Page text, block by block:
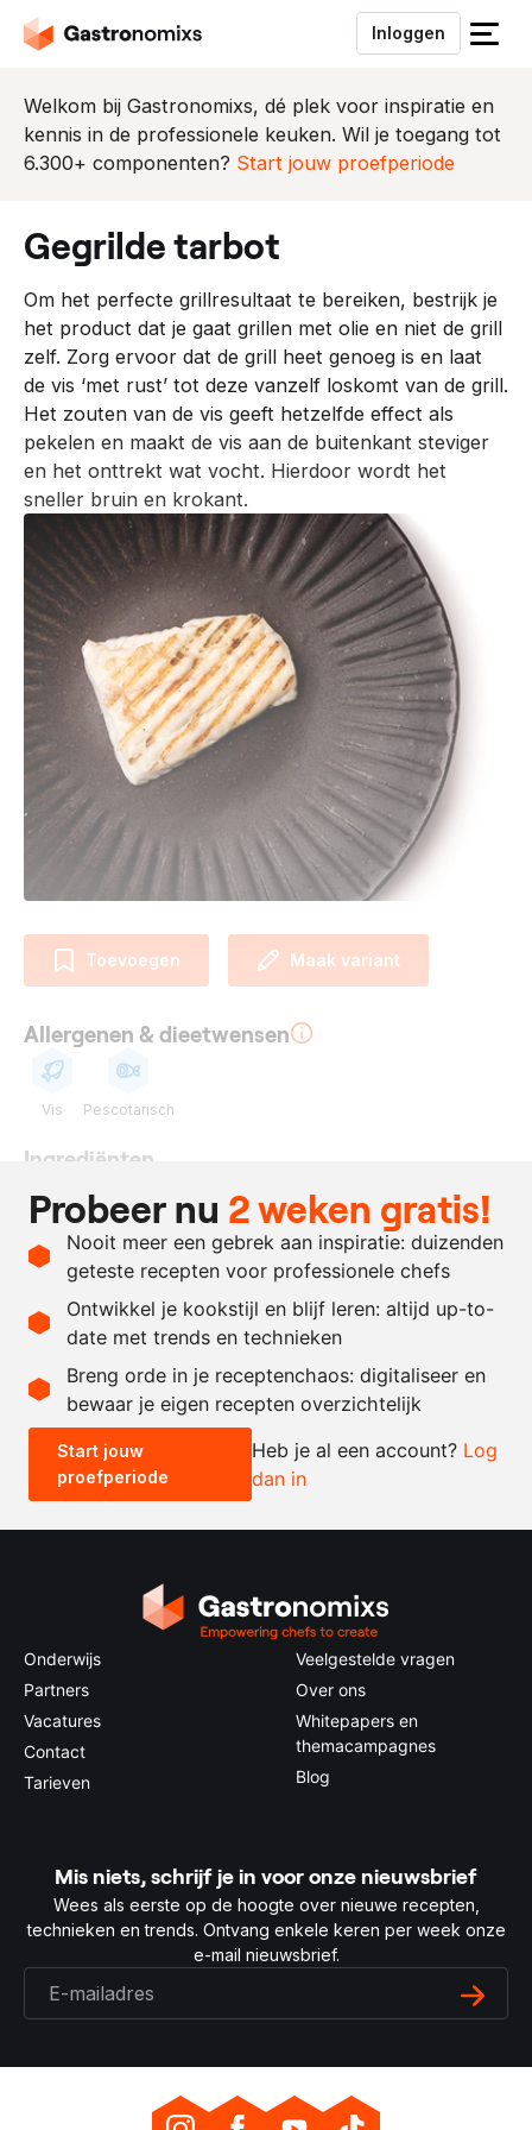
Inloggen
S
u
i
e
n
u
Welkom bij Gastronomixs, dé plek voor inspiratie en
kennis in de professionele keuken. Wil je toegang tot
6.300+ componenten? Start jouw proefperiode
gegrilde tarbot
Om het perfecte grillresultaat te bereiken, bestrijk je
het product dat je gaat grillen met olie en niet de grill
zelf. Zorg ervoor dat de grill heet genoeg is en laat
de vis ‘met rust’ tot deze vanzelf loskomt van de grill.
Het zouten van de vis geeft hetzelfde effect als
pekelen en maakt de vis aan de buitenkant steviger
en het onttrekt wat vocht. Hierdoor wordt het
sneller bruin en krokant.
Toevoegen Maak variant
Allergenen & dieetwensen
Vis Pescotarisch
Ingrediënten
naar
behoefte
tarbotfilet
naar
fleur de sel
Recept omrekenen
- +
0.5x 1x 2x
Probeer nu 2 weken gratis!
Nooit meer een gebrek aan inspiratie: duizenden
geteste recepten voor professionele chefs
Ontwikkel je kookstijl en blijf leren: altijd up-to-
date met trends en technieken
Breng orde in je receptenchaos: digitaliseer en
bewaar je eigen recepten overzichtelijk
Start jouw
proefperiode
Heb je al een account? Log
dan in
Onderwijs
Partners
Vacatures
Contact
Tarieven
Veelgestelde vragen
Over ons
Whitepapers en
themacampagnes
Blog
Mis niets, schrijf je in voor onze nieuwsbrief
Wees als eerste op de hoogte over nieuwe recepten,
technieken en trends. Ontvang enkele keren per week onze
e-mail nieuwsbrief.